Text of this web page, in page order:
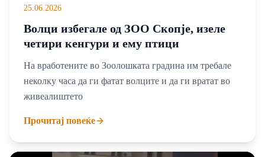
25.06.2026
Волци избегале од ЗОО Скопје, изеле
четири кенгури и ему птици
На вработените во Зоолошката градина им требале
неколку часа да ги фатат волците и да ги вратат во
живеалиштето
Прочитај повеќе